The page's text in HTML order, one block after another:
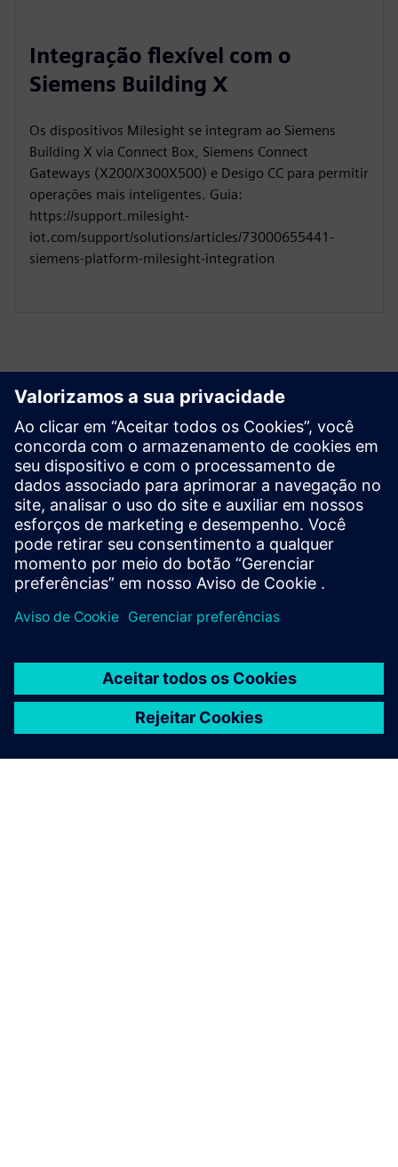
Integração flexível com o
Siemens Building X
Os dispositivos Milesight se integram ao Siemens
Building X via Connect Box, Siemens Connect
Gateways (X200/X300X500) e Desigo CC para permitir
operações mais inteligentes. Guia:
https://support.milesight-
iot.com/support/solutions/articles/73000655441-
siemens-platform-milesight-integration
Explore recursos e
produtos relacionados
Informações e recursos adicionais
CS321 Ficha de dados